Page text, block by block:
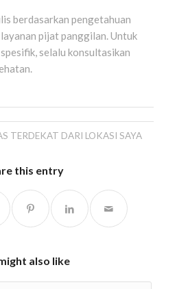
berdasarkan pengetahuan
pijat panggilan. Untuk
selalu konsultasikan
TERDEKAT DARI LOKASI SAYA
this entry
also like